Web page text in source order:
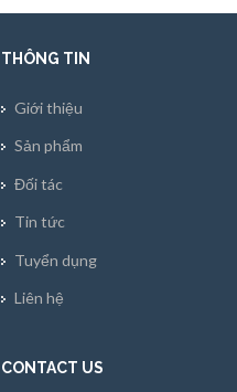
THÔNG TIN
Giới thiệu
Sản phẩm
Đối tác
Tin tức
Tuyển dụng
Liên hệ
CONTACT US